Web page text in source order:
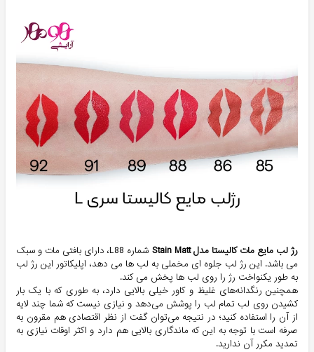
رژ لب مایع مات کالیستا مدل Stain Matt
شماره L88، دارای بافتی مات و سبک
می باشد. این رژ لب جلوه ای مخملی به لب ها می دهد، اپلیکاتور این رژ لب
به طور یکنواخت رژ را روی لب ها پخش می کند.
همچنین رنگدانه‌های غلیظ و کاور خیلی بالایی دارد، به طوری که با یک بار
کشیدن روی لب تمام لب را پوشش می‌دهد و نیازی نیست که شما چند لایه
از آن را استفاده کنید؛ در نتیجه می‌توان گفت از نظر اقتصادی هم مقرون به
صرفه است با توجه به این که ماندگاری بالایی هم دارد و اکثر اوقات نیازی به
تمدید مکرر آن ندارید.